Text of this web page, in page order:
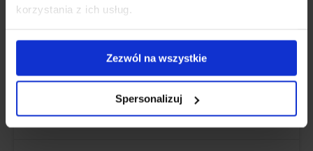
korzystania z ich usług.
Zezwól na wszystkie
Spersonalizuj
Jak kolagen wpływa na Twój
organizm?
Skóra Włosy Paznokcie